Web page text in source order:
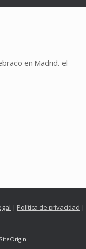
en Madrid, el
| Política de privacidad |
SiteOrigin